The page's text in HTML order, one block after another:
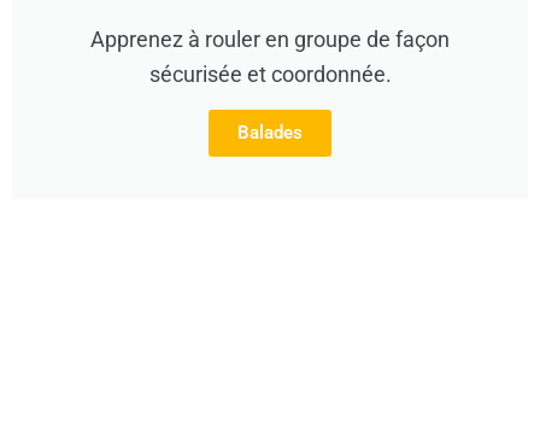
Apprenez à rouler en groupe de façon
sécurisée et coordonnée.
Balades